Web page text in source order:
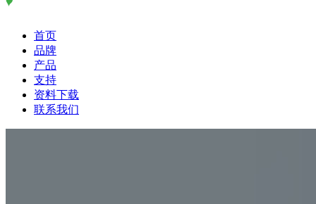
首页
品牌
产品
支持
资料下载
联系我们